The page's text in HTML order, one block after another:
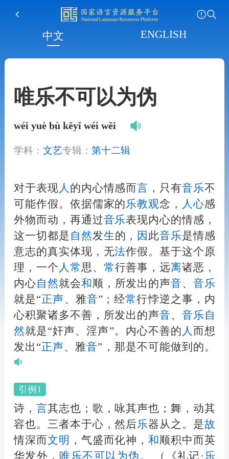
中文 ENGLISH
唯乐不可以为伪
wéi yuè bù kěyǐ wéi wěi
学科： 文艺专辑： 第十二辑
对于表现 人 的内心情感而言 ，只有音乐不
可能作假。依据儒家的乐教观念， 人心感
外物而动，再通过音乐表现内心的情感，
这一切都是自然发生的， 因 此音乐是情感
意志的真实体现，无法作假。基于这个原
理，一个 人 常 思、 常行善事，远离诸恶，
内心自然就会和 顺，所发出的声音、音乐
就是“正声、雅音”；经常行悖逆之事，内
心积聚诸多不善，所发出的声音、音乐自
然就是“奸声、淫声”。内心不善的 人 而想
发出“正声、雅音”，那是不可能做到的。
引例1
诗， 言其志也；歌，咏其声也；舞，动其
容也。三者本于心，然后乐器从之。是故
情深而文明 ，气盛而化神，和 顺积中而英
华发外， 唯 乐不可以为伪。 （《礼记· 乐